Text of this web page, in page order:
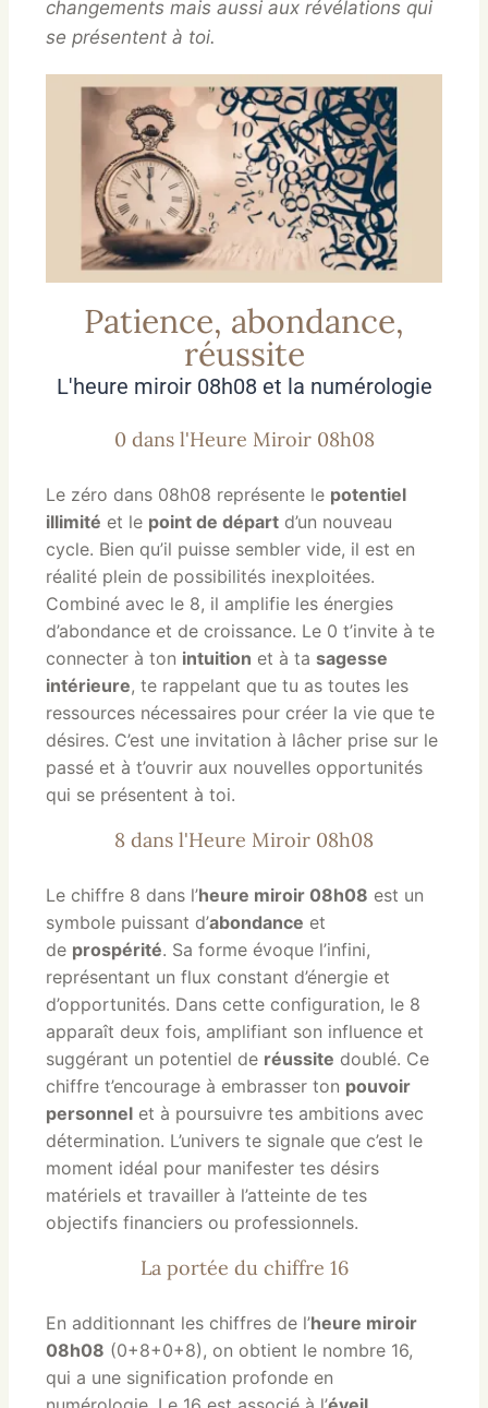
changements mais aussi aux révélations qui
se présentent à toi.
Patience, abondance,
réussite
L'heure miroir 08h08 et la numérologie
0 dans l'Heure Miroir 08h08
Le zéro dans 08h08 représente le potentiel
illimité et le point de départ d’un nouveau
cycle. Bien qu’il puisse sembler vide, il est en
réalité plein de possibilités inexploitées.
Combiné avec le 8, il amplifie les énergies
d’abondance et de croissance. Le 0 t’invite à te
connecter à ton intuition et à ta sagesse
intérieure, te rappelant que tu as toutes les
ressources nécessaires pour créer la vie que te
désires. C’est une invitation à lâcher prise sur le
passé et à t’ouvrir aux nouvelles opportunités
qui se présentent à toi.
8 dans l'Heure Miroir 08h08
Le chiffre 8 dans l’heure miroir 08h08 est un
symbole puissant d’abondance et
de prospérité. Sa forme évoque l’infini,
représentant un flux constant d’énergie et
d’opportunités. Dans cette configuration, le 8
apparaît deux fois, amplifiant son influence et
suggérant un potentiel de réussite doublé. Ce
chiffre t’encourage à embrasser ton pouvoir
personnel et à poursuivre tes ambitions avec
détermination. L’univers te signale que c’est le
moment idéal pour manifester tes désirs
matériels et travailler à l’atteinte de tes
objectifs financiers ou professionnels.
La portée du chiffre 16
En additionnant les chiffres de l’heure miroir
08h08 (0+8+0+8), on obtient le nombre 16,
qui a une signification profonde en